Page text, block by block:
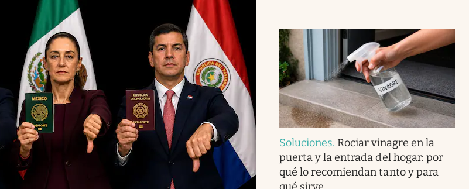
Soluciones. Rociar vinagre en la
puerta y la entrada del hogar: por
qué lo recomiendan tanto y para